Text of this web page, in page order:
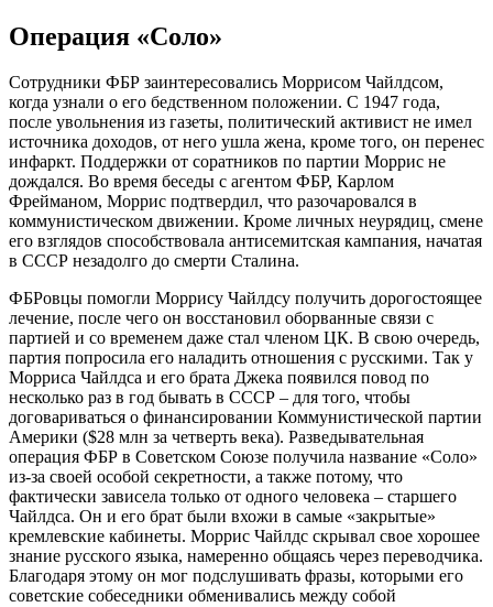
Операция «Соло»
Сотрудники ФБР заинтересовались Моррисом Чайлдсом,
когда узнали о его бедственном положении. С 1947 года,
после увольнения из газеты, политический активист не имел
источника доходов, от него ушла жена, кроме того, он перенес
инфаркт. Поддержки от соратников по партии Моррис не
дождался. Во время беседы с агентом ФБР, Карлом
Фрейманом, Моррис подтвердил, что разочаровался в
коммунистическом движении. Кроме личных неурядиц, смене
его взглядов способствовала антисемитская кампания, начатая
в СССР незадолго до смерти Сталина.
ФБРовцы помогли Моррису Чайлдсу получить дорогостоящее
лечение, после чего он восстановил оборванные связи с
партией и со временем даже стал членом ЦК. В свою очередь,
партия попросила его наладить отношения с русскими. Так у
Морриса Чайлдса и его брата Джека появился повод по
несколько раз в год бывать в СССР – для того, чтобы
договариваться о финансировании Коммунистической партии
Америки ($28 млн за четверть века). Разведывательная
операция ФБР в Советском Союзе получила название «Соло»
из-за своей особой секретности, а также потому, что
фактически зависела только от одного человека – старшего
Чайлдса. Он и его брат были вхожи в самые «закрытые»
кремлевские кабинеты. Моррис Чайлдс скрывал свое хорошее
знание русского языка, намеренно общаясь через переводчика.
Благодаря этому он мог подслушивать фразы, которыми его
советские собеседники обменивались между собой